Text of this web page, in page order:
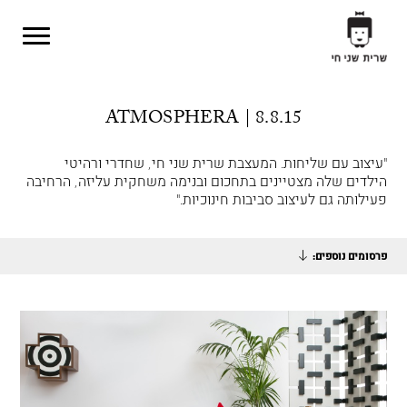
ATMOSPHERA | 8.8.15
"עיצוב עם שליחות. המעצבת שרית שני חי, שחדרי ורהיטי
הילדים שלה מצטיינים בתחכום ובנימה משחקית עליזה, הרחיבה
פעילותה גם לעיצוב סביבות חינוכיות."
פרסומים נוספים: